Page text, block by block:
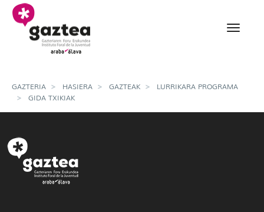
Eduki nagusira joan
Detalle guias - gazteria
GAZTERIA HASIERA GAZTEAK
LURRIKARA PROGRAMA
GIDA TXIKIAK